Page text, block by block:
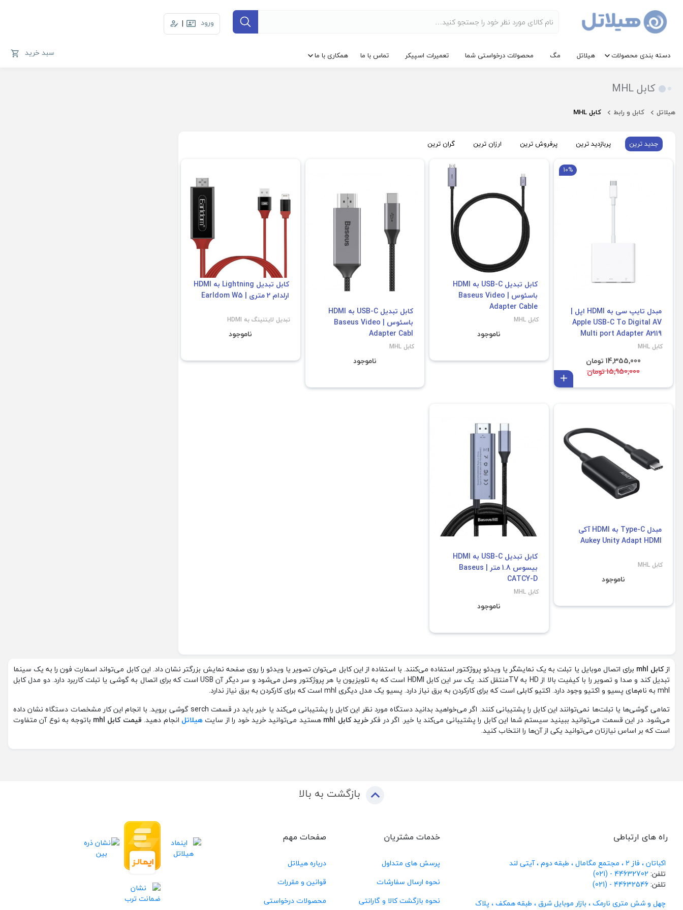
ورود |
دسته بندی محصولات هیلاتل مگ محصولات درخواستی شما تعمیرات اسپیکر تماس با ما همکاری با ما سبد خرید
کابل MHL
هیلاتل کابل و رابط کابل MHL
جدید ترین پربازدید ترین پرفروش ترین ارزان ترین گران ترین
10%
مبدل تایپ سی به HDMI اپل |
Apple USB-C To Digital AV
Multi port Adapter A2119
کابل MHL
14,355,000 تومان
15,950,000 تومان
کابل تبدیل USB-C به HDMI
باسئوس | Baseus Video
Adapter Cable
کابل MHL
ناموجود
کابل تبدیل USB-C به HDMI
باسئوس | Baseus Video
Adapter Cabl
کابل MHL
ناموجود
کابل تبدیل Lightning به HDMI
ارلدام 2 متری | Earldom W5
تبدیل لایتنینگ به HDMI
ناموجود
مبدل Type-C به HDMI آکی
Aukey Unity Adapt HDMI
کابل MHL
ناموجود
کابل تبدیل USB-C به HDMI
بیسوس 1.8 متر | Baseus
CATCY-D
کابل MHL
ناموجود
ازکابل mhl برای اتصال موبایل یا تبلت به یک نمایشگر یا ویدئو پروژکتور استفاده می‌کنند. با استفاده از این کابل می‌توان تصویر یا ویدئو را روی صفحه نمایش بزرگتر نشان داد. این کابل می‌تواند اسمارت فون را به یک سینما
تبدیل کند و صدا و تصویر را با کیفیت بالا از HD به TVمنتقل کند. یک سر این کابل HDMI است که به تلویزیون یا هر پروژکتور وصل می‌شود و سر دیگر آن USB است که برای اتصال به گوشی یا تبلت کاربرد دارد. دو مدل کابل
mhl به نام‌های پسیو و اکتیو وجود دارد. اکتیو کابلی است که برای کارکردن به برق نیاز دارد. پسیو یک مدل دیگری mhl است که برای کارکردن به برق نیاز ندارد.
تمامی گوشی‌ها یا تبلت‌ها نمی‌توانند این کابل را پشتیبانی کنند. اگر می‌خواهید بدانید دستگاه مورد نظر این کابل را پشتیبانی می‌کند یا خیر باید در قسمت serch گوشی بروید. با انجام این کار مشخصات دستگاه نشان داده
می‌شود‌. در این قسمت می‌توانید ببینید سیستم شما این کابل را پشتیبانی می‌کند یا خیر‌. اگر در فکرخرید کابل mhl هستید می‌توانید خرید خود را از سایتهیلاتل انجام دهید. قیمت کابل mhl باتوجه به نوع آن متفاوت
است که بر اساس نیازتان می‌توانید یکی از آن‌ها را انتخاب کنید.
بازگشت به بالا
راه های ارتباطی
اکباتان ، فاز 2 ، مجتمع مگامال ، طبقه دوم ، آیتی لند
تلفن: 44632702 - (021)
تلفن:44632546 - (021)
چهل و شش متری نارمک ، بازار موبایل شرق ، طبقه همکف ، پلاک
خدمات مشتریان
پرسش های متداول
نحوه ارسال سفارشات
نحوه بازگشت کالا و گارانتی
صفحات مهم
درباره هیلاتل
قوانین و مقررات
محصولات درخواستی